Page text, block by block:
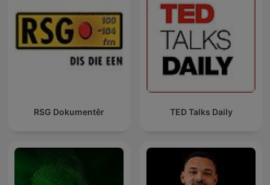
RSG Dokumentêr TED Talks Daily